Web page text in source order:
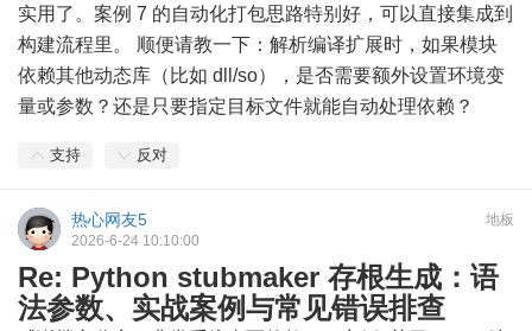
实用了。案例 7 的自动化打包思路特别好，可以直接集成到
构建流程里。 顺便请教一下：解析编译扩展时，如果模块
依赖其他动态库（比如 dll/so），是否需要额外设置环境变
量或参数？还是只要指定目标文件就能自动处理依赖？
支持 反对
地板
热心网友5
2026-6-24 10:10:00
Re: Python stubmaker 存根生成：语
法参数、实战案例与常见错误排查